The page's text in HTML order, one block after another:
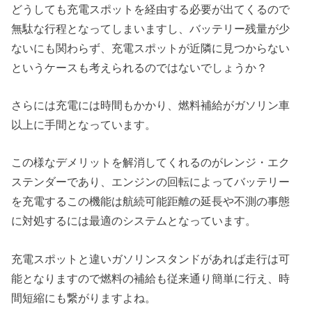
どうしても充電スポットを経由する必要が出てくるので
無駄な行程となってしまいますし、バッテリー残量が少
ないにも関わらず、充電スポットが近隣に見つからない
というケースも考えられるのではないでしょうか？
さらには充電には時間もかかり、燃料補給がガソリン車
以上に手間となっています。
この様なデメリットを解消してくれるのがレンジ・エク
ステンダーであり、エンジンの回転によってバッテリー
を充電するこの機能は航続可能距離の延長や不測の事態
に対処するには最適のシステムとなっています。
充電スポットと違いガソリンスタンドがあれば走行は可
能となりますので燃料の補給も従来通り簡単に行え、時
間短縮にも繋がりますよね。